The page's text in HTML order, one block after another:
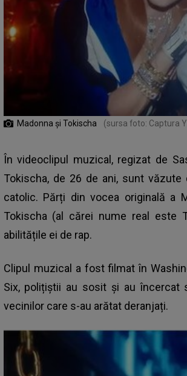
Madonna și Tokischa (sursa foto: Captura
În videoclipul muzical, regizat de
Tokischa, de 26 de ani, sunt
catolic. Părți din vocea originală a
Tokischa (al cărei nume real este
abilitățile ei de rap.
Clipul muzical a fost filmat în
Six, polițiștii au sosit și au încercat
vecinilor care s-au arătat deranjați.